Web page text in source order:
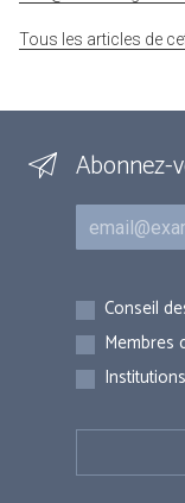
Tous les articles de
Abonnez-
Courriel
Inscriptions
Conseil
Membres